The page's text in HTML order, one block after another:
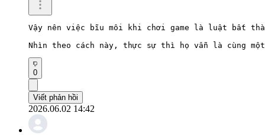
Vậy nên việc bĩu môi khi chơi game là luật bất
Nhìn theo cách này, thực sự thì họ vẫn là cùng
0
Viết phản hồi
2026.06.02 14:42